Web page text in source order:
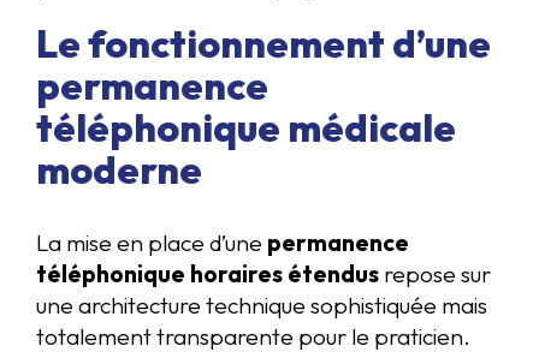
Le fonctionnement d’une
permanence
téléphonique médicale
moderne
La mise en place d’une permanence
téléphonique horaires étendus repose sur
une architecture technique sophistiquée mais
totalement transparente pour le praticien.